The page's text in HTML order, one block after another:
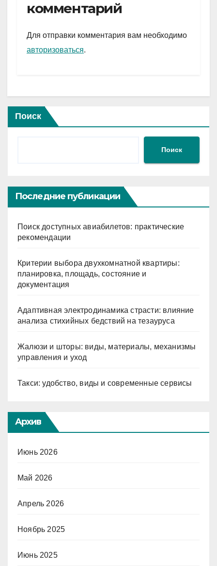
a
m
A
p
и
комментарий
Для отправки комментария вам необходимо
авторизоваться.
Поиск
Поиск
Последние публикации
Поиск доступных авиабилетов: практические
рекомендации
Критерии выбора двухкомнатной квартиры:
планировка, площадь, состояние и
документация
Адаптивная электродинамика страсти: влияние
анализа стихийных бедствий на тезауруса
Жалюзи и шторы: виды, материалы, механизмы
управления и уход
Такси: удобство, виды и современные сервисы
Архив
Июнь 2026
Май 2026
Апрель 2026
Ноябрь 2025
Июнь 2025